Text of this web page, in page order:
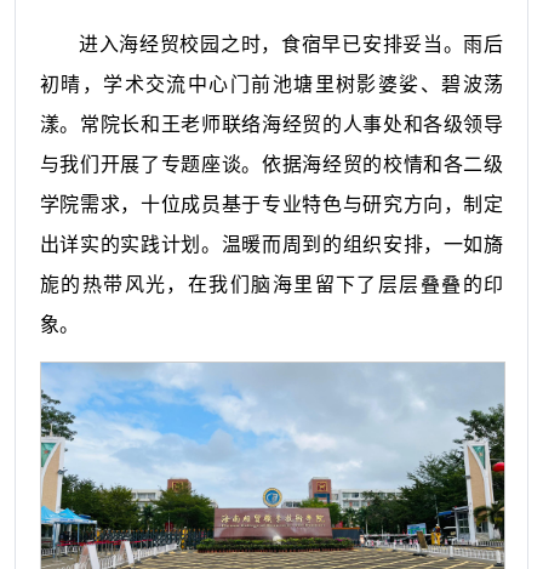
进入海经贸校园之时，食宿早已安排妥当。雨后
初晴，学术交流中心门前池塘里树影婆娑、碧波荡
漾。常院长和王老师联络海经贸的人事处和各级领导
与我们开展了专题座谈。依据海经贸的校情和各二级
学院需求，十位成员基于专业特色与研究方向，制定
出详实的实践计划。温暖而周到的组织安排，一如旖
旎的热带风光，在我们脑海里留下了层层叠叠的印
象。